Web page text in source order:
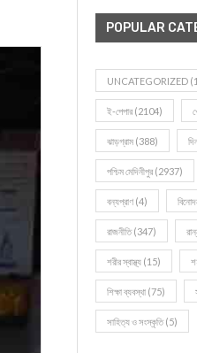
POPULAR
UNCATEGORIZED
ই-পেপার (2104)
ঝাড়গ্রাম (388)
পশ্চিম মেদিনীপুর (2937)
বন্যপ্রাণ (4)
রাজনীতি(347)
শরীর স্বাস্থ্য (15)
শিক্ষা ব্যবস্থা (75)
সাহিত্য ও সংস্কৃতি(5)